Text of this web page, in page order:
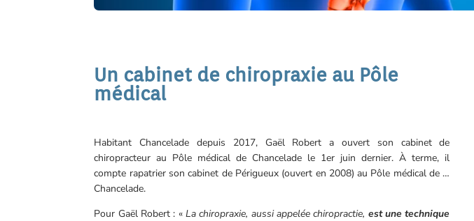
Un cabinet de chiropraxie au Pôle
médical
Habitant Chancelade depuis 2017, Gaël Robert a ouvert son cabinet de
chiropracteur au Pôle médical de Chancelade le 1er juin dernier. À terme, il
compte rapatrier son cabinet de Périgueux (ouvert en 2008) au Pôle médical de …
Chancelade.
Pour Gaël Robert : «La chiropraxie, aussi appelée chiropractie, est une technique